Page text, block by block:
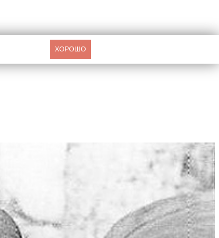
ХОРОШО